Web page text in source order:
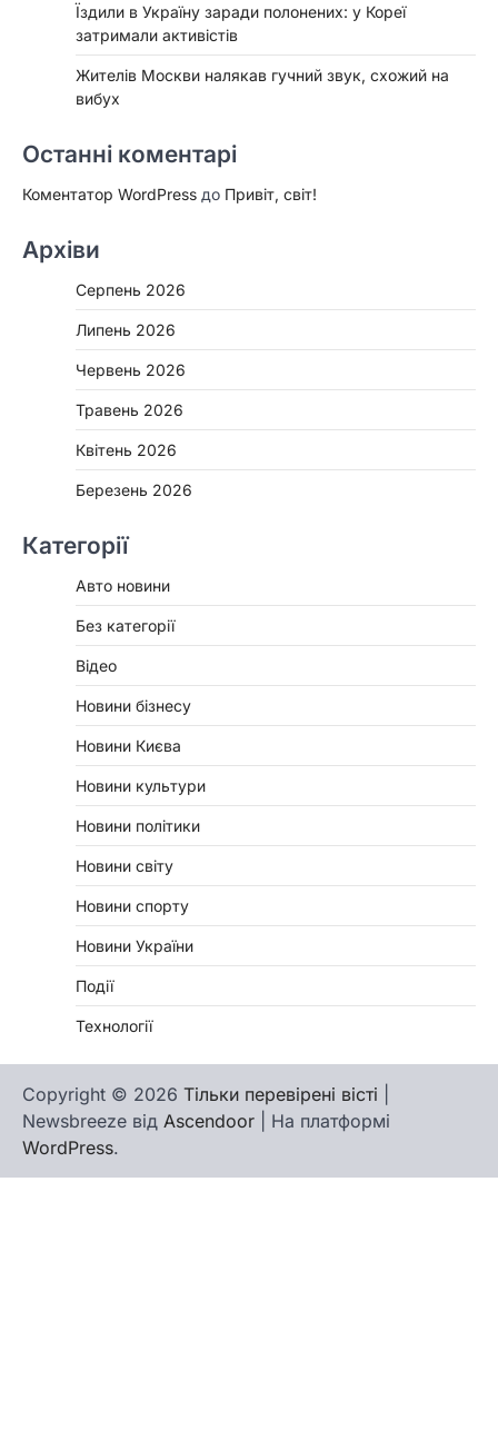
Їздили в Україну заради полонених: у Кореї
затримали активістів
Жителів Москви налякав гучний звук, схожий на
вибух
Останні коментарі
Коментатор WordPress до Привіт, світ!
Архіви
Серпень 2026
Липень 2026
Червень 2026
Травень 2026
Квітень 2026
Березень 2026
Категорії
Авто новини
Без категорії
Відео
Новини бізнесу
Новини Києва
Новини культури
Новини політики
Новини світу
Новини спорту
Новини України
Події
Технології
Copyright © 2026 Тільки перевірені вісті
Newsbreeze від Ascendoor | На платформі
WordPress.